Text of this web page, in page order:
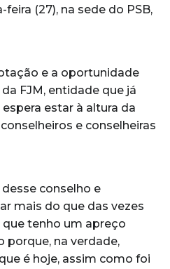
(27), na sede do PSB,
e a oportunidade
FJM, entidade que já
estar à altura da
e conselheiras
conselho e
mais do que das vezes
tenho um apreço
porque, na verdade,
é hoje, assim como foi